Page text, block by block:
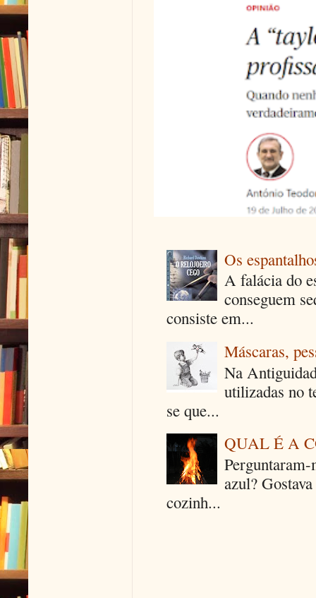
Os
A falácia do
conseguem
consiste em...
Máscaras,
Na
utilizadas no
se que...
QUAL É A
azul?
cozinh...